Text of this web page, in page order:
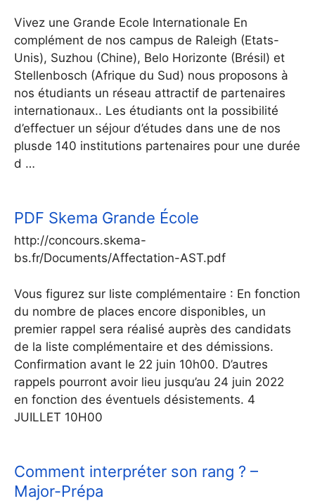
Vivez une Grande Ecole Internationale En
complément de nos campus de Raleigh (Etats-
Unis), Suzhou (Chine), Belo Horizonte (Brésil) et
Stellenbosch (Afrique du Sud) nous proposons à
nos étudiants un réseau attractif de partenaires
internationaux.. Les étudiants ont la possibilité
d’effectuer un séjour d’études dans une de nos
plusde 140 institutions partenaires pour une durée
d …
PDF Skema Grande École
http://concours.skema-
bs.fr/Documents/Affectation-AST.pdf
Vous figurez sur liste complémentaire : En fonction
du nombre de places encore disponibles, un
premier rappel sera réalisé auprès des candidats
de la liste complémentaire et des démissions.
Confirmation avant le 22 juin 10h00. D’autres
rappels pourront avoir lieu jusqu’au 24 juin 2022
en fonction des éventuels désistements. 4
JUILLET 10H00
Comment interpréter son rang ? –
Major-Prépa